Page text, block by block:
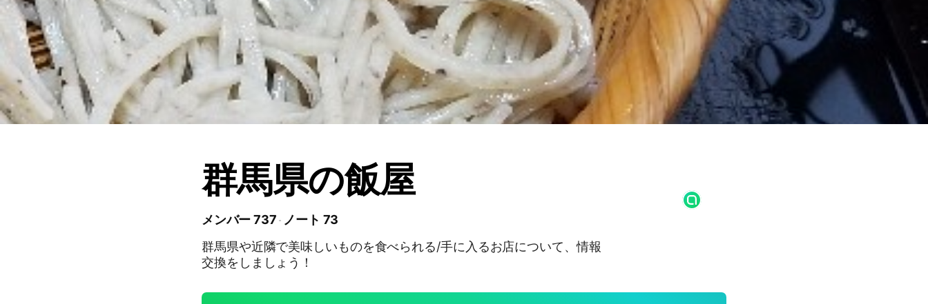
群馬県の飯屋
メンバー 737
ノート 73
群馬県や近隣で美味しいものを食べられる/手に入るお店について、情報
交換をしましょう！